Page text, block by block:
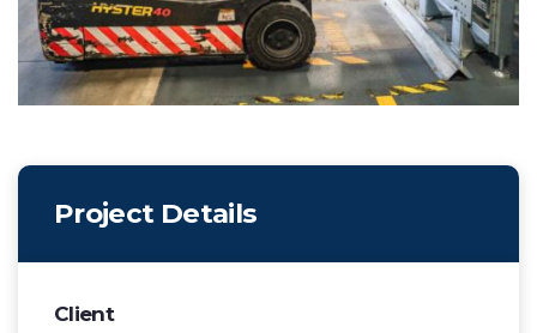
Project Details
Client